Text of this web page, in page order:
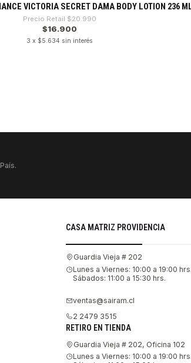
VICTORIA SECRET DAMA BODY LOTION 236
Precio Retail $20.990
$16.900
3 x $5.634 sin interés
CASA MATRIZ PROVIDENCIA
Guardia Vieja # 202
Lunes a Viernes: 10:00 a 19:00 hrs.
Sábados: 11:00 a 15:30 hrs.
ventas@sairam.cl
2 2479 3515
RETIRO EN TIENDA
Guardia Vieja # 202, Oficina 102
Lunes a Viernes: 10:00 a 19:00 hrs.